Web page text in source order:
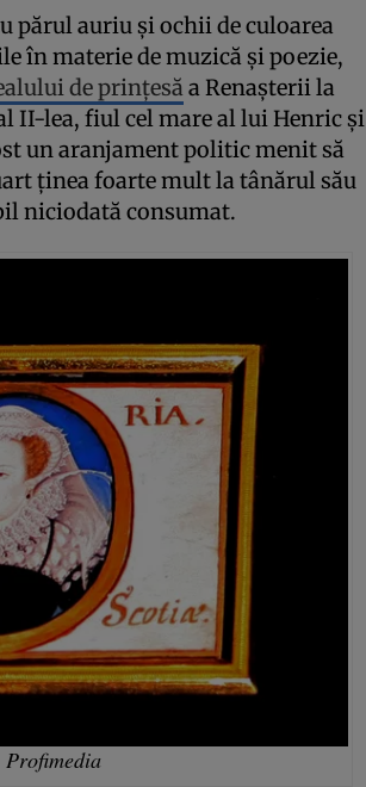
părul auriu și ochii de culoarea
în materie de muzică și poezie,
de prințesă a Renașterii la
II-lea, fiul cel mare al lui Henric și
un aranjament politic menit să
ținea foarte mult la tânărul său
niciodată consumat.